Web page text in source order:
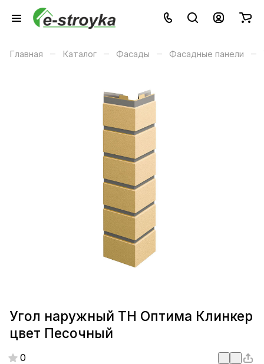
Главная – Каталог – Фасады – Фасадные панели –
Угол наружный ТН Оптима Клинкер
цвет Песочный
0